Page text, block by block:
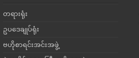
တရားရုံး
ဥပဒေချုပ်ရုံး
ဗဟိုစာရင်းအင်းအဖွဲ့